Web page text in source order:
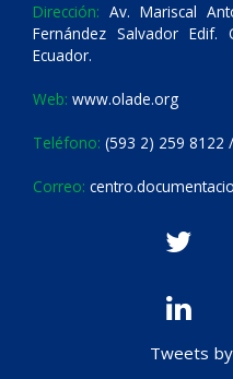
Dirección: Av. Mariscal
Fernández Salvador
Ecuador.
Web: www.olade.org
Teléfono: (593 2) 259 8122
Correo:
Tweets